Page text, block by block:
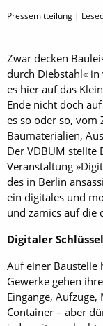
Pressemitteilung |
Zwar decken
durch Diebstahl«
es hier auf das
Ende nicht doch
es so oder so, vom
Baumaterialien,
Der VDBUM stellte
Veranstaltung
des in Berlin
ein digitales und
und zamics auf die
Digitaler
Auf einer Baustelle
Gewerke gehen
Eingänge,
Container – aber